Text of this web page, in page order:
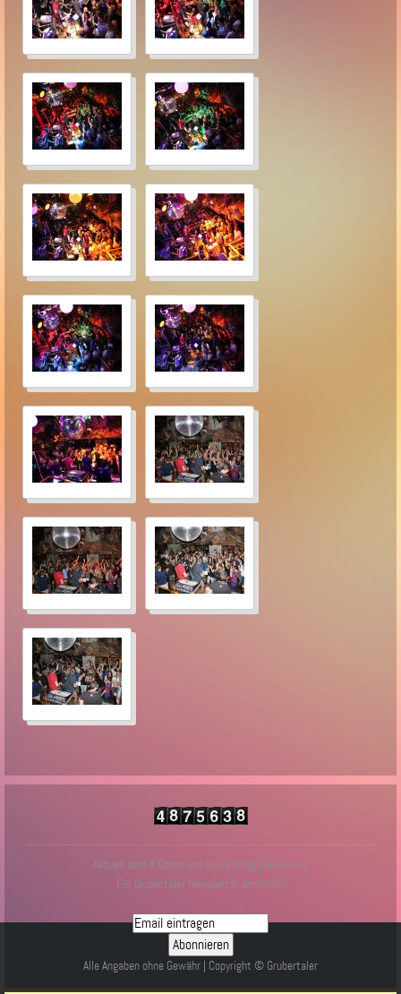
Aktuell sind 8 Gäste und keine Mitglieder online
Für Grubertaler Newsletter anmelden
Alle Angaben ohne Gewähr | Copyright © Grubertaler